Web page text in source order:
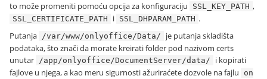
to može promeniti pomoću opcija za konfiguraciju
SSL_KEY_PATH ,
SSL_CERTIFICATE_PATH i SSL_DHPARAM_PATH .
Putanja /var/www/onlyoffice/Data/
je putanja skladišta
podataka, što znači da morate kreirati folder pod nazivom certs
unutar /app/onlyoffice/DocumentServer/data/
i kopirati
fajlove u njega, a kao meru sigurnosti ažuriraćete dozvole na fajlu
on